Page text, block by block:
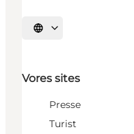
Vælg sprog
Vores sites
Presse
Turist